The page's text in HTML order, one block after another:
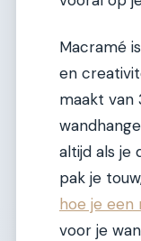
Macramé
en
maakt van
altijd als je
pak je
hoe je een
voor je